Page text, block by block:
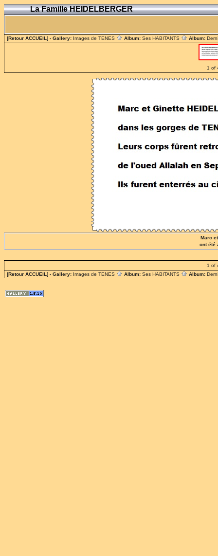
La Famille HEIDELBERGER
[Retour ACCUEIL] - Gallery: Images de TENES Album: Ses HABITANTS Album:
1 of
Marc
ont été
1 of
[Retour ACCUEIL] - Gallery: Images de TENES Album: Ses HABITANTS Album: